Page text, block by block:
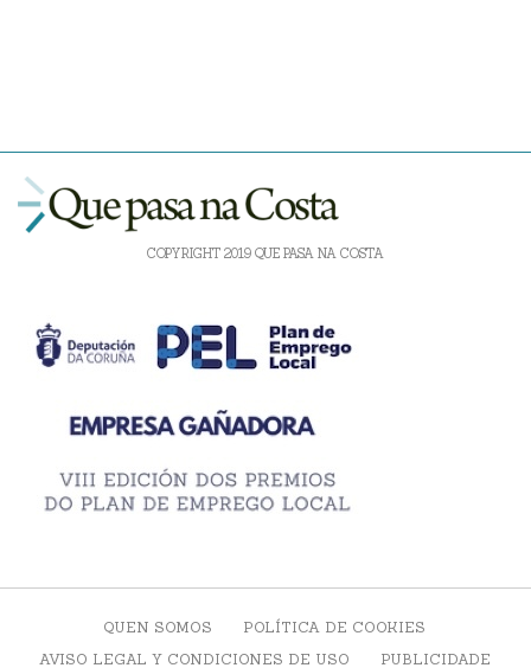
COPYRIGHT 2019 QUE PASA NA COSTA
QUEN SOMOS
POLÍTICA DE COOKIES
AVISO LEGAL Y CONDICIONES DE USO
PUBLICIDADE